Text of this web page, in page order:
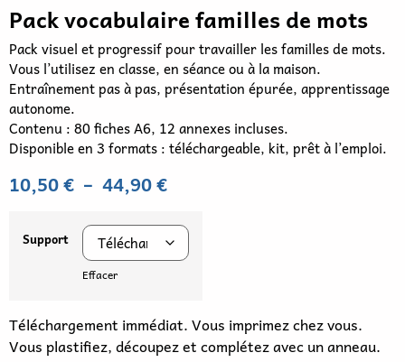
Pack vocabulaire familles de mots
Pack visuel et progressif pour travailler les familles de mots.
Vous l’utilisez en classe, en séance ou à la maison.
Entraînement pas à pas, présentation épurée, apprentissage
autonome.
Contenu : 80 fiches A6, 12 annexes incluses.
Disponible en 3 formats : téléchargeable, kit, prêt à l’emploi.
10,50€ – 44,90€
Support
Effacer
Téléchargement immédiat. Vous imprimez chez vous.
Vous plastifiez, découpez et complétez avec un anneau.